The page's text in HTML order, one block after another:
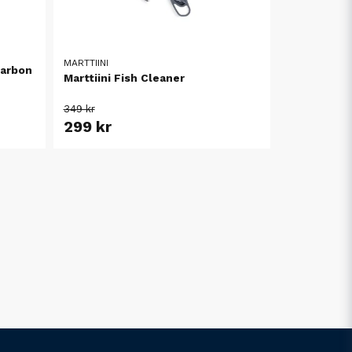
MARTTIINI
Marttiini Fish Cleaner
349 kr
299 kr